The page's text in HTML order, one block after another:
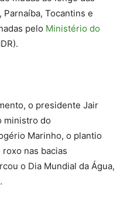
Tocantins e
pelo Ministério do
o presidente Jair
ministro do
Marinho, o plantio
nas bacias
o Dia Mundial da Água,